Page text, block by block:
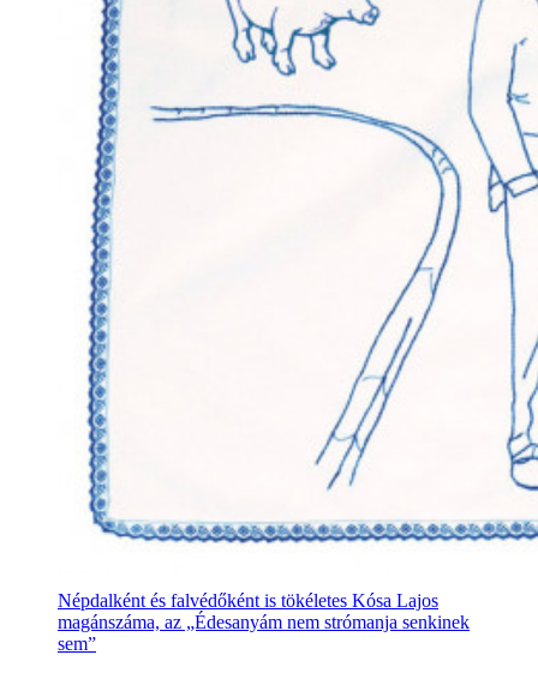
Népdalként és falvédőként is tökéletes Kósa Lajos
magánszáma, az „Édesanyám nem strómanja senkinek
sem”